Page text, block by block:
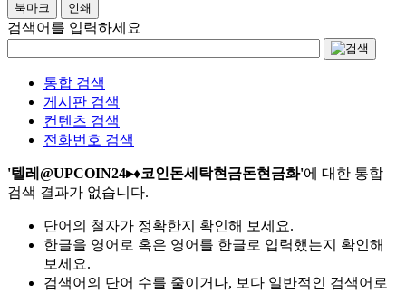
북마크 인쇄
검색어를 입력하세요
통합 검색
게시판 검색
컨텐츠 검색
전화번호 검색
'텔레@UPCOIN24▸♦코인돈세탁현금돈현금화'에 대한 통합
검색 결과가 없습니다.
단어의 철자가 정확한지 확인해 보세요.
한글을 영어로 혹은 영어를 한글로 입력했는지 확인해
보세요.
검색어의 단어 수를 줄이거나, 보다 일반적인 검색어로